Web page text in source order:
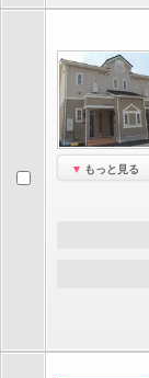
もっと見る